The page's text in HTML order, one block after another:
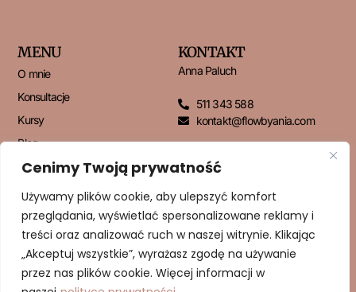
Cenimy Twoją prywatność
Używamy plików cookie, aby ulepszyć komfort
przeglądania, wyświetlać spersonalizowane reklamy i
treści oraz analizować ruch w naszej witrynie. Klikając
„Akceptuj wszystkie”, wyrażasz zgodę na używanie
przez nas plików cookie. Więcej informacji w
MENU
O mnie
Konsultacje
Kursy
Blog
Kontakt
KONTAKT
Anna Paluch
511 343 588
kontakt@flowbyania.com
NEWSLETTER